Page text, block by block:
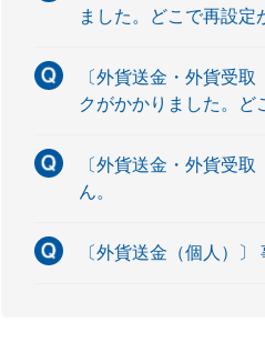
ました。どこで再設定
〔外貨送金・外貨受
クがかかりました。ど
〔外貨送金・外貨受
ん。
〔外貨送金（個人）